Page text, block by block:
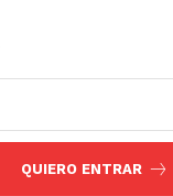
QUIERO ENTRAR